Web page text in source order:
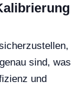
sind, was
und